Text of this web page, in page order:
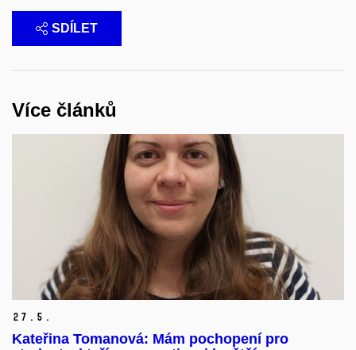
SDÍLET
Více článků
27. 5.
Kateřina Tomanová: Mám pochopení pro